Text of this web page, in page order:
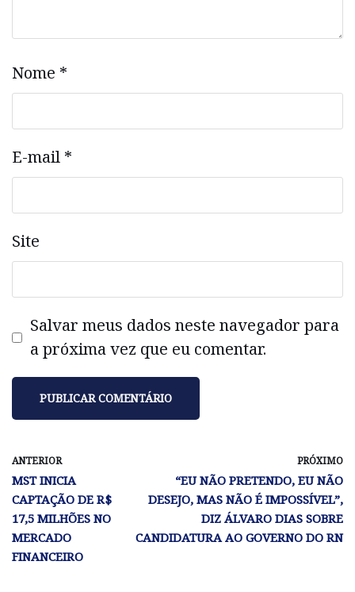
Nome *
E-mail *
Site
Salvar meus dados neste navegador para
a próxima vez que eu comentar.
ANTERIOR
MST INICIA
CAPTAÇÃO DE R$
17,5 MILHÕES NO
MERCADO
FINANCEIRO
PRÓXIMO
“EU NÃO PRETENDO, EU NÃO
DESEJO, MAS NÃO É IMPOSSÍVEL”,
DIZ ÁLVARO DIAS SOBRE
CANDIDATURA AO GOVERNO DO RN